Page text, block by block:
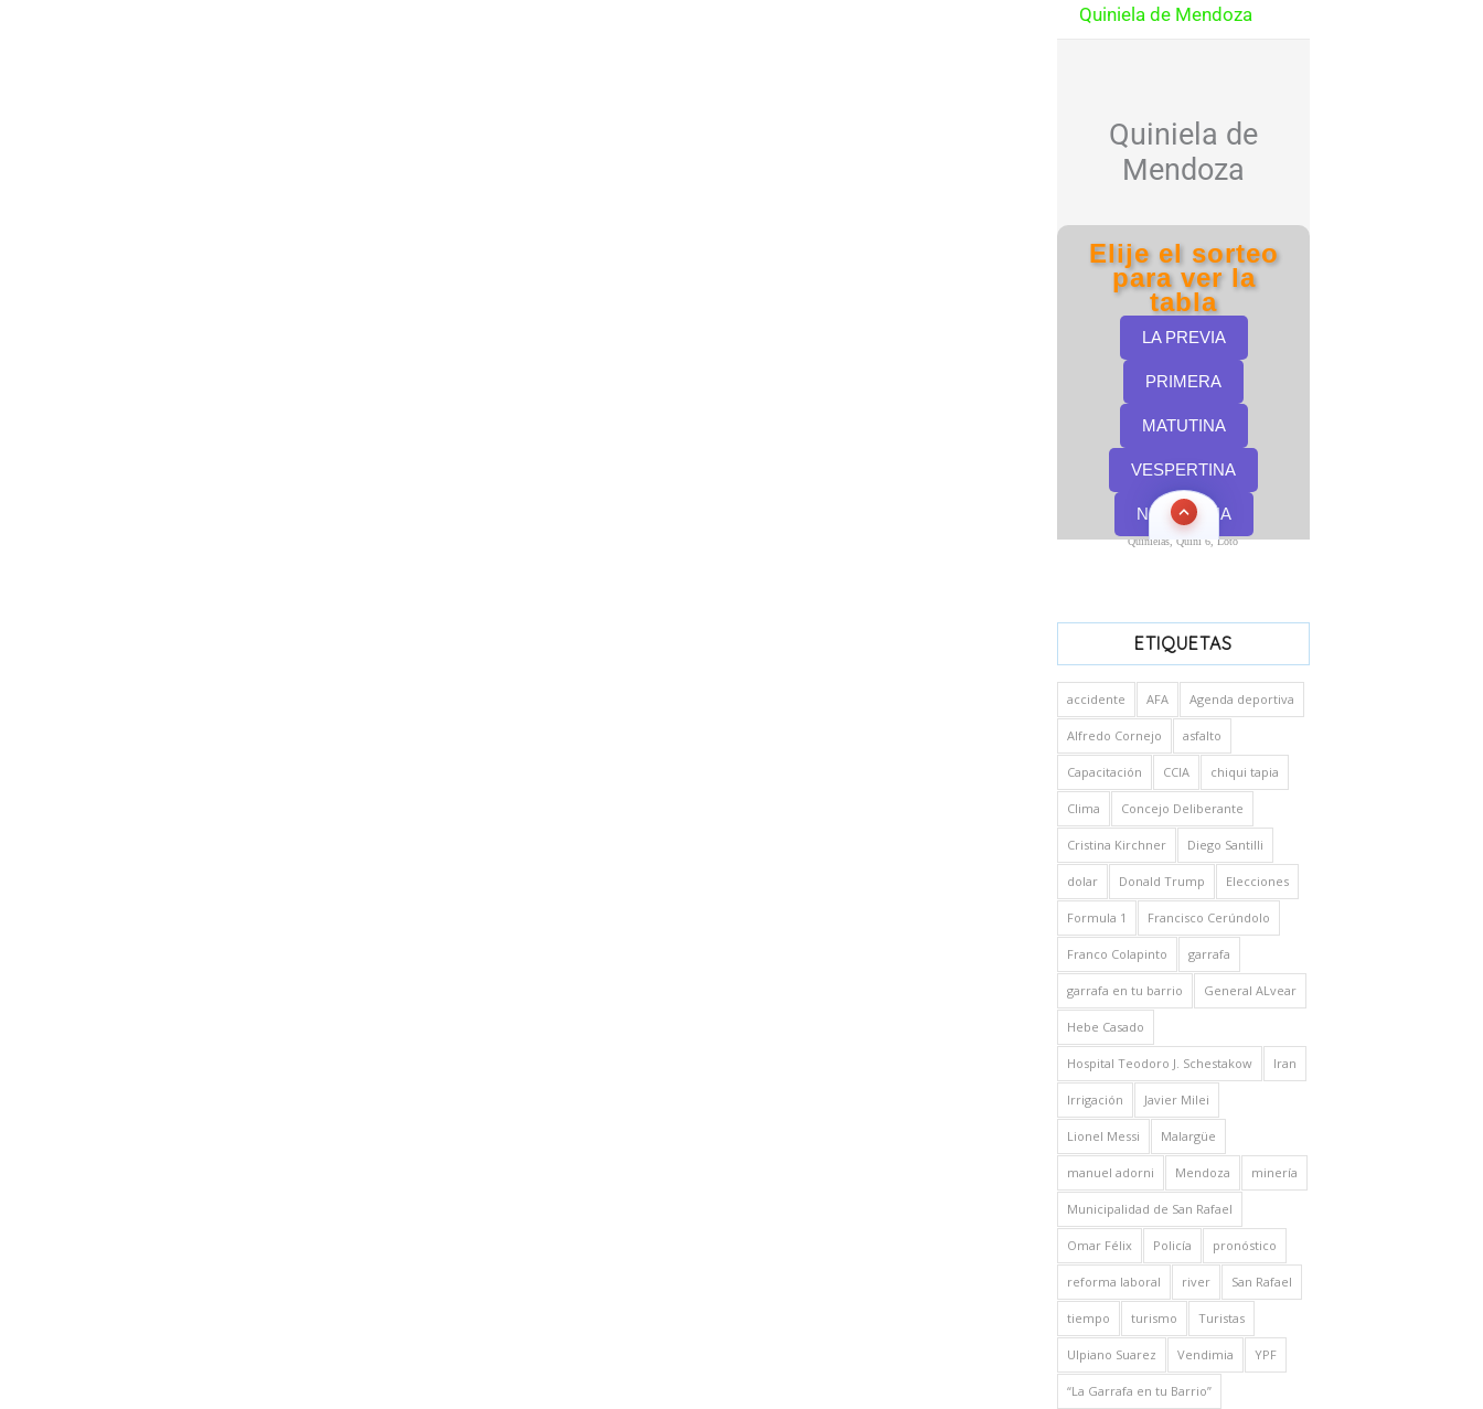
Quinielas, Quini 6, Loto
ETIQUETAS
accidente AFA Agenda deportiva
Alfredo Cornejo asfalto
Capacitación CCIA chiqui tapia
Clima Concejo Deliberante
Cristina Kirchner Diego Santilli
dolar Donald Trump Elecciones
Formula 1 Francisco Cerúndolo
Franco Colapinto garrafa
garrafa en tu barrio General ALvear
Hebe Casado
Hospital Teodoro J. Schestakow Iran
Irrigación Javier Milei
Lionel Messi Malargüe
manuel adorni Mendoza minería
Municipalidad de San Rafael
Omar Félix Policía pronóstico
reforma laboral river San Rafael
tiempo turismo Turistas
Ulpiano Suarez Vendimia YPF
“La Garrafa en tu Barrio”